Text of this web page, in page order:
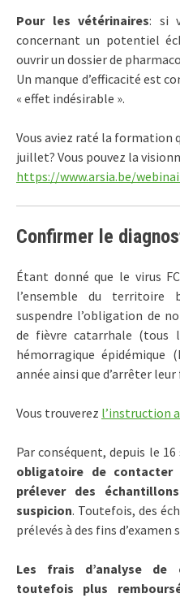
Pour les vétérinaires: si
concernant un potentiel
ouvrir un dossier de
Un manque d’efficacité est
« effet indésirable ».
Vous aviez raté la formation
juillet? Vous pouvez la
https://www.arsia.be/
Confirmer le
Étant donné que le virus
l’ensemble du territoire
suspendre l’obligation de
de fièvre catarrhale (tous
hémorragique épidémique
année ainsi que d’arrêter
Vous trouverez l’instruction
Par conséquent, depuis le
obligatoire de
prélever des
suspicion. Toutefois, des
prélevés à des fins
Les frais d’analyse
toutefois plus